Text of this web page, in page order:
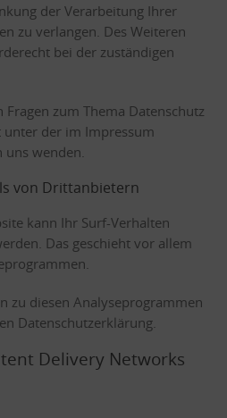
der Verarbeitung Ihrer
zu verlangen. Des Weiteren
bei der zuständigen
zum Thema Datenschutz
unter der im Impressum
uns wenden.
von Dritt­anbietern
kann Ihr Surf-Verhalten
Das geschieht vor allem
zu diesen Analyseprogrammen
Datenschutzerklärung.
Delivery Networks